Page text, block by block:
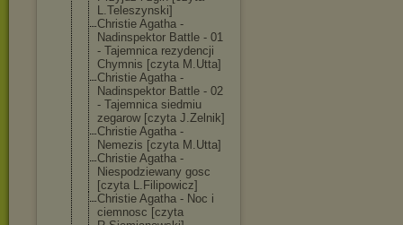
L.Teleszynski]
Christie Agatha -
Nadinspektor Battle - 01
- Tajemnica rezydencji
Chymnis [czyta M.Utta]
Christie Agatha -
Nadinspektor Battle - 02
- Tajemnica siedmiu
zegarow [czyta J.Zelnik]
Christie Agatha -
Nemezis [czyta M.Utta]
Christie Agatha -
Niespodziewany gosc
[czyta L.Filipowicz]
Christie Agatha - Noc i
ciemnosc [czyta